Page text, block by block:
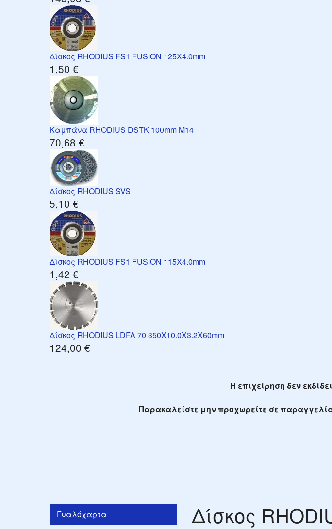
Δίσκος RHODIUS FS1 FUSION 125X4.0mm
1,50 €
Καμπάνα RHODIUS DSTK 100mm M14
70,68 €
Δίσκος RHODIUS SVS
5,10 €
Δίσκος RHODIUS FS1 FUSION 115X4.0mm
1,42 €
Δίσκος RHODIUS LDFA 70 350X10.0X3.2X60mm
124,00 €
Η επιχείρηση δεν
Παρακαλείστε μην προχωρείτε σε
Δίσκος
Γυαλόχαρτα